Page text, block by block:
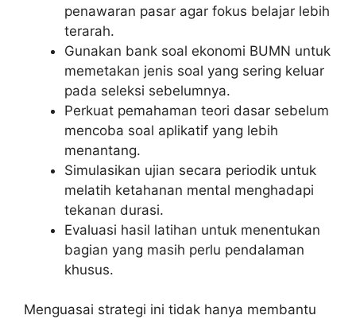
penawaran pasar agar fokus belajar lebih
terarah.
Gunakan bank soal ekonomi BUMN untuk
memetakan jenis soal yang sering keluar
pada seleksi sebelumnya.
Perkuat pemahaman teori dasar sebelum
mencoba soal aplikatif yang lebih
menantang.
Simulasikan ujian secara periodik untuk
melatih ketahanan mental menghadapi
tekanan durasi.
Evaluasi hasil latihan untuk menentukan
bagian yang masih perlu pendalaman
khusus.
Menguasai strategi ini tidak hanya membantu